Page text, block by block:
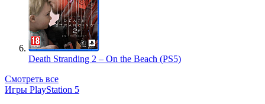
Death Stranding 2 – On the Beach (PS5)
Смотреть все
Игры PlayStation 5